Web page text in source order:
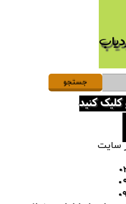
سایت
کنید
جستجو